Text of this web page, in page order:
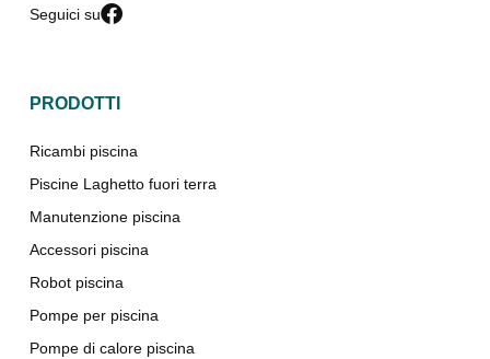
Seguici su
PRODOTTI
Ricambi piscina
Piscine Laghetto fuori terra
Manutenzione piscina
Accessori piscina
Robot piscina
Pompe per piscina
Pompe di calore piscina